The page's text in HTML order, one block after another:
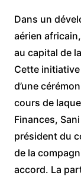
Dans un
aérien
au capital de
Cette
d’une
cours de
Finances,
président du
de la
accord. La